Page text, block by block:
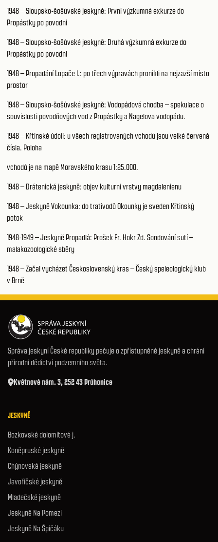
1948 – Sloupsko-šošůvské jeskyně: První výzkumná exkurze do
Propástky po povodni
1948 – Sloupsko-šošůvské jeskyně: Druhá výzkumná exkurze do
Propástky po povodni
1948 – Propadání Lopače I.: po třech výpravách pronikli na nejzazší místo
prostor
1948 – Sloupsko-šošůvské jeskyně: Vodopádová chodba – spekulace o
souvislosti povodňových vod z Propástky a Nagelova vodopádu.
1948 – Křtinské údolí: u všech registrovaných vchodů jsou velké červená
čísla. Poloha
vchodů je na mapě Moravského krasu 1:25.000.
1948 – Drátenická jeskyně: objev kulturní vrstvy magdalenienu
1948 – Jeskyně Vokounka: do trativodů Okounky je sveden Křtinský
potok
1948-1949 – Jeskyně Propadlá: Prošek Fr. Hokr Zd. Sondování sutí –
malakozoologické sběry
1948 – Začal vycházet Československý kras – Český speleologický klub
v Brně
Správa jeskyní České republiky pečuje o zpřístupněné jeskyně a chrání
přírodní dědictví podzemního světa.
Květnové nám. 3, 252 43 Průhonice
JESKYNĚ
Bozkovské dolomitové j.
Koněpruské jeskyně
Chýnovská jeskyně
Javoříčské jeskyně
Mladečské jeskyně
Jeskyně Na Pomezí
Jeskyně Na Špičáku